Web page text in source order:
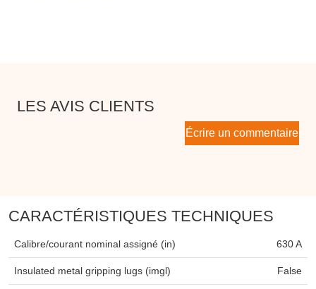
LES AVIS CLIENTS
Écrire un commentaire
CARACTÉRISTIQUES TECHNIQUES
Calibre/courant nominal assigné (in) 630 A
Insulated metal gripping lugs (imgl) False